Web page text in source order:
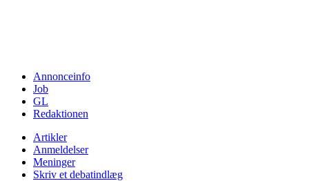
Annonceinfo
Job
GL
Redaktionen
Artikler
Anmeldelser
Meninger
Skriv et debatindlæg